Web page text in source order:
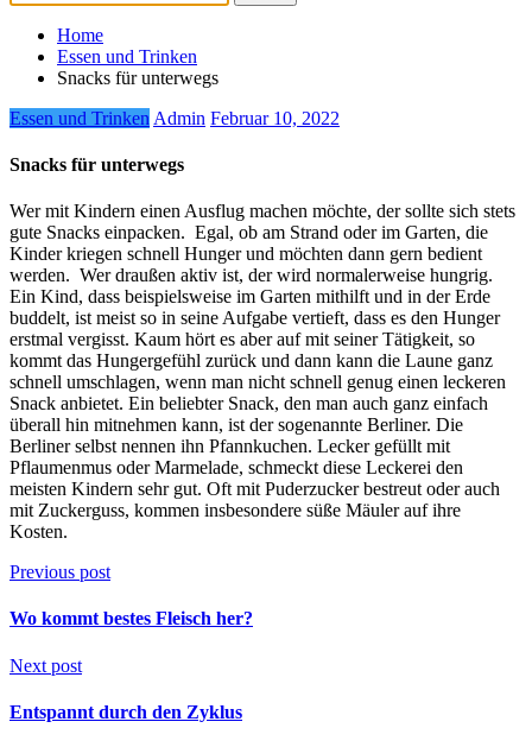
Home
Essen und Trinken
Snacks für unterwegs
Essen und Trinken Admin Februar 10, 2022
Snacks für unterwegs
Wer mit Kindern einen Ausflug machen möchte, der sollte sich stets
gute Snacks einpacken. Egal, ob am Strand oder im Garten, die
Kinder kriegen schnell Hunger und möchten dann gern bedient
werden. Wer draußen aktiv ist, der wird normalerweise hungrig.
Ein Kind, dass beispielsweise im Garten mithilft und in der Erde
buddelt, ist meist so in seine Aufgabe vertieft, dass es den Hunger
erstmal vergisst. Kaum hört es aber auf mit seiner Tätigkeit, so
kommt das Hungergefühl zurück und dann kann die Laune ganz
schnell umschlagen, wenn man nicht schnell genug einen leckeren
Snack anbietet. Ein beliebter Snack, den man auch ganz einfach
überall hin mitnehmen kann, ist der sogenannte Berliner. Die
Berliner selbst nennen ihn Pfannkuchen. Lecker gefüllt mit
Pflaumenmus oder Marmelade, schmeckt diese Leckerei den
meisten Kindern sehr gut. Oft mit Puderzucker bestreut oder auch
mit Zuckerguss, kommen insbesondere süße Mäuler auf ihre
Kosten.
Previous post
Wo kommt bestes Fleisch her?
Next post
Entspannt durch den Zyklus